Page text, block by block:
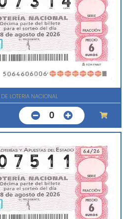
DE LOTERIA NACIONAL
0